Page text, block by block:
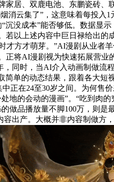
家居、双鹿电池、东鹏瓷砖、
消云集了”，这意味着每投入
没成本”能否够低。数据显
以上述内容中巨日禄给出
方才萌芽。”AI漫剧从业者
将AI漫剧视为快速拓展营业
同时，当AI介入动画制做流
单的动态结果，跟着各大短
在24至30岁之间。为何售
地的会动的漫画”。“吃到肉
做品播放量不脚100万，则
出产。大概并非内容制做方